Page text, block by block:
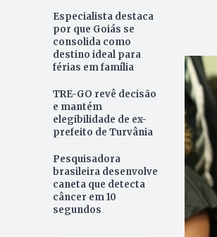
Especialista destaca
por que Goiás se
consolida como
destino ideal para
férias em família
TRE-GO revê decisão
e mantém
elegibilidade de ex-
prefeito de Turvânia
Pesquisadora
brasileira desenvolve
caneta que detecta
câncer em 10
segundos